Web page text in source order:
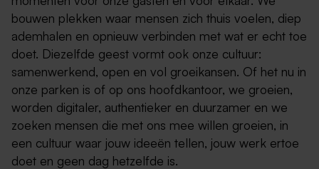
bouwen plekken waar mensen zich thuis voelen, diep
ademhalen en opnieuw verbinden met wat er echt toe
doet. Diezelfde geest vormt ook onze cultuur:
samenwerkend, open en vol groeikansen. Of het nu in
onze parken is of op ons hoofdkantoor, we groeien,
worden digitaler, authentieker en duurzamer en we
zoeken mensen die met ons mee willen groeien, in
een cultuur waar jouw ideeën tellen, jouw werk ertoe
doet en geen dag hetzelfde is.